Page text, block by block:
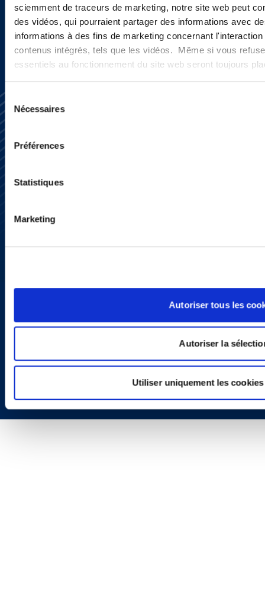
sciemment de traceurs de marketing, notre site web peut
des vidéos, qui pourraient partager des informations avec
informations à des fins de marketing concernant
contenus intégrés, tels que les vidéos. Même si vous
essentiels au fonctionnement du site web seront toujours
Sélection
du Nécessaires
Préférences
Statistiques
Marketing
Autoriser tous les
Autoriser la
Utiliser uniquement les
INSCRIVEZ-VOUS ICI
Nous contacter
LinkedIn
Politique de Confidentialité